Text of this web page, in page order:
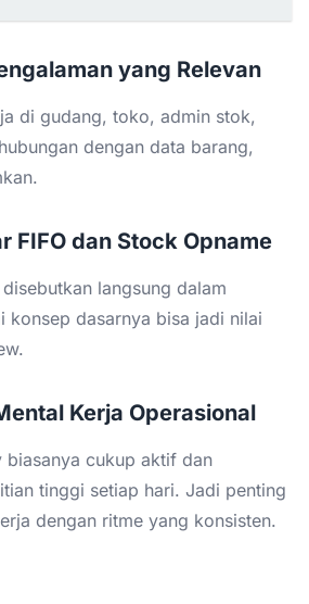
yang Relevan
di gudang, toko, admin stok,
dengan data barang,
FIFO dan Stock Opname
langsung dalam
konsep dasarnya bisa jadi nilai
Kerja Operasional
biasanya cukup aktif dan
tinggi setiap hari. Jadi penting
dengan ritme yang konsisten.